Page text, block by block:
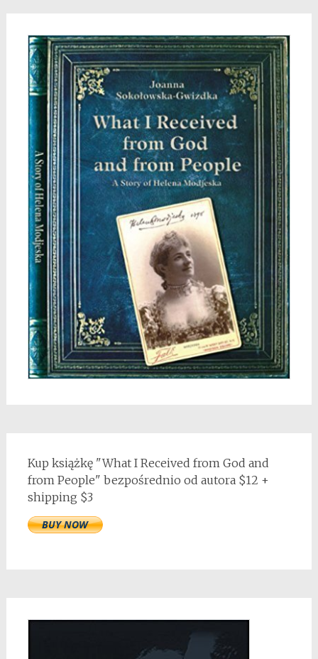
Kup książkę "What I Received from God and
from People" bezpośrednio od autora $12 +
shipping $3